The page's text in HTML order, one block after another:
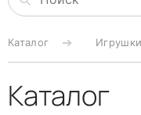
Каталог Игрушки
Каталог